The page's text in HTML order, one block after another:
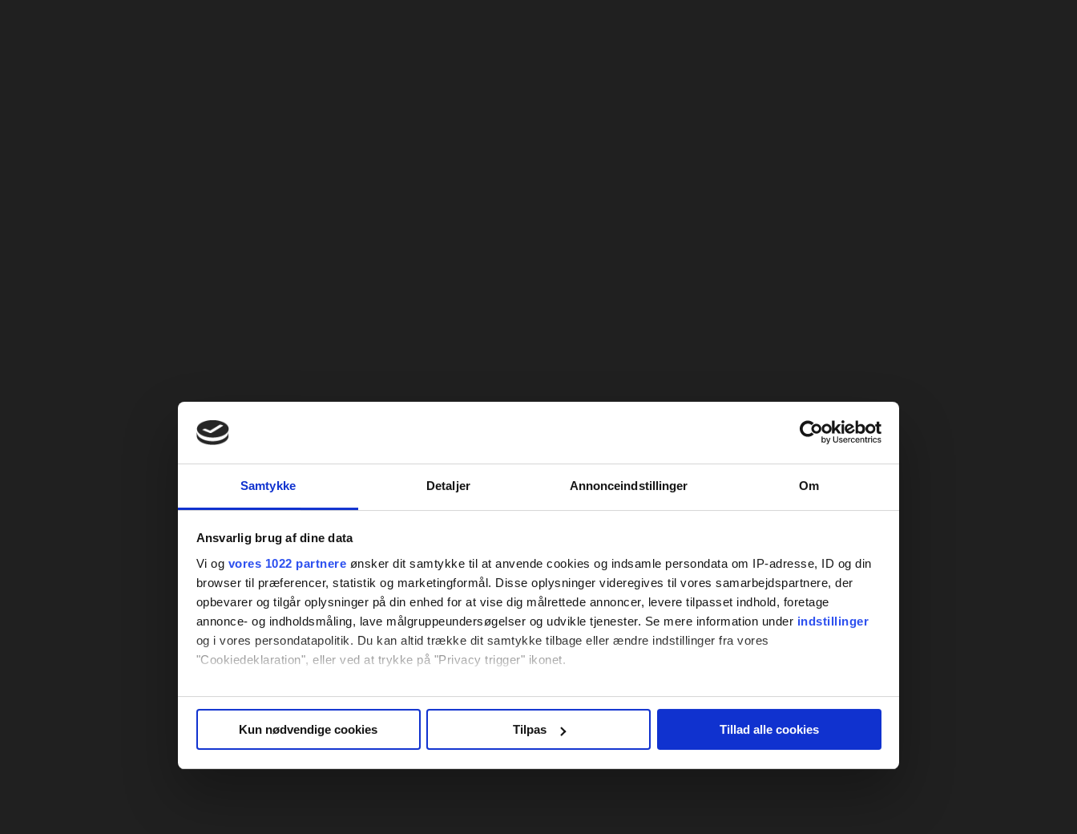
Samtykke Detaljer Annonceindstillinger Om
Ansvarlig brug af dine data
Vi og vores 1022 partnere ønsker dit samtykke til at anvende cookies og indsamle persondata om IP-adresse, ID og din
browser til præferencer, statistik og marketingformål. Disse oplysninger videregives til vores samarbejdspartnere, der
opbevarer og tilgår oplysninger på din enhed for at vise dig målrettede annoncer, levere tilpasset indhold, foretage
annonce- og indholdsmåling, lave målgruppeundersøgelser og udvikle tjenester. Se mere information under indstillinger
og i vores persondatapolitik. Du kan altid trække dit samtykke tilbage eller ændre indstillinger fra vores
"Cookiedeklaration", eller ved at trykke på "Privacy trigger" ikonet.
Hvis du tillader det, vil vi også gerne:
Identificere din enhed baseret på en scanning af dens unikke karakteristika (fingerprinting)
Kun nødvendige cookies Tilpas Tillad alle cookies